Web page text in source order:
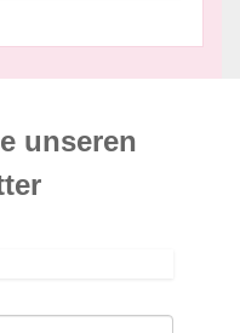
unseren